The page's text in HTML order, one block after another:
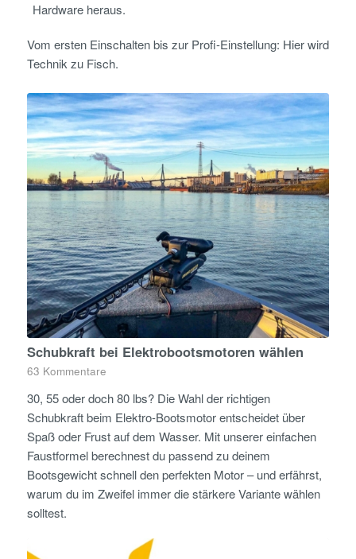
Hardware heraus.
Vom ersten Einschalten bis zur Profi-Einstellung: Hier wird
Technik zu Fisch.
Schubkraft bei Elektrobootsmotoren wählen
63 Kommentare
30, 55 oder doch 80 lbs? Die Wahl der richtigen
Schubkraft beim Elektro-Bootsmotor entscheidet über
Spaß oder Frust auf dem Wasser. Mit unserer einfachen
Faustformel berechnest du passend zu deinem
Bootsgewicht schnell den perfekten Motor – und erfährst,
warum du im Zweifel immer die stärkere Variante wählen
solltest.